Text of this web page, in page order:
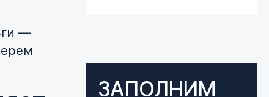
—
ЗАПОЛНИМ